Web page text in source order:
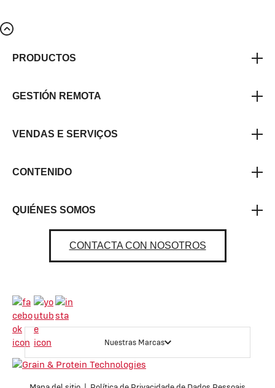
PRODUCTOS
GESTIÓN REMOTA
VENDAS E SERVIÇOS
CONTENIDO
QUIÉNES SOMOS
CONTACTA CON NOSOTROS
Nuestras Marcas